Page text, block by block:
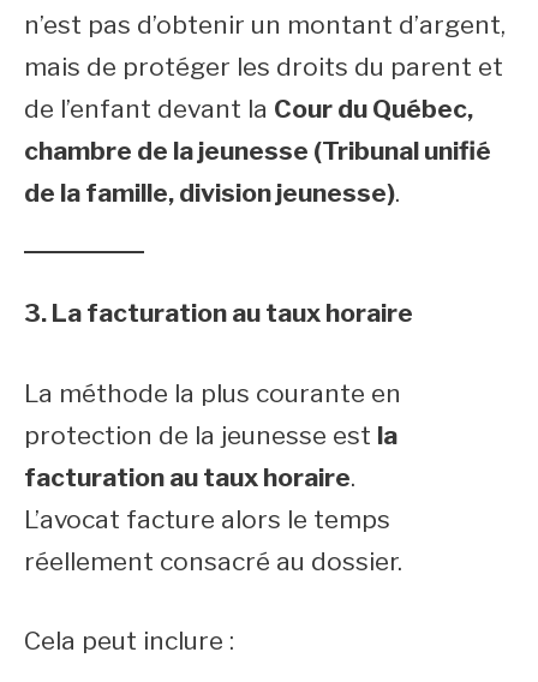
n’est pas d’obtenir un montant d’argent,
mais de protéger les droits du parent et
de l’enfant devant la Cour du Québec,
chambre de la jeunesse (Tribunal unifié
de la famille, division jeunesse).
3. La facturation au taux horaire
La méthode la plus courante en
protection de la jeunesse est la
facturation au taux horaire.
L’avocat facture alors le temps
réellement consacré au dossier.
Cela peut inclure :